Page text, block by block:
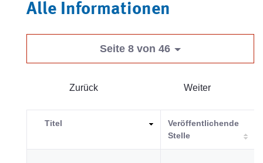
Alle Informationen
Seite 8 von 46
Zurück Weiter
Titel
Veröffentlichende
Stelle